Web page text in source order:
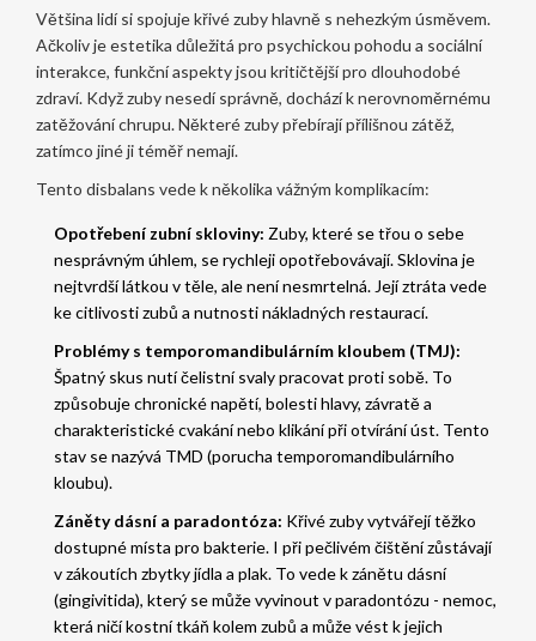
Většina lidí si spojuje křivé zuby hlavně s nehezkým úsměvem.
Ačkoliv je estetika důležitá pro psychickou pohodu a sociální
interakce, funkční aspekty jsou kritičtější pro dlouhodobé
zdraví. Když zuby nesedí správně, dochází k nerovnoměrnému
zatěžování chrupu. Některé zuby přebírají přílišnou zátěž,
zatímco jiné ji téměř nemají.
Tento disbalans vede k několika vážným komplikacím:
Opotřebení zubní skloviny: Zuby, které se třou o sebe
nesprávným úhlem, se rychleji opotřebovávají. Sklovina je
nejtvrdší látkou v těle, ale není nesmrtelná. Její ztráta vede
ke citlivosti zubů a nutnosti nákladných restaurací.
Problémy s temporomandibulárním kloubem (TMJ):
Špatný skus nutí čelistní svaly pracovat proti sobě. To
způsobuje chronické napětí, bolesti hlavy, závratě a
charakteristické cvakání nebo klikání při otvírání úst. Tento
stav se nazývá TMD (porucha temporomandibulárního
kloubu).
Záněty dásní a paradontóza: Křivé zuby vytvářejí těžko
dostupné místa pro bakterie. I při pečlivém čištění zůstávají
v zákoutích zbytky jídla a plak. To vede k zánětu dásní
(gingivitida), který se může vyvinout v paradontózu - nemoc,
která ničí kostní tkáň kolem zubů a může vést k jejich